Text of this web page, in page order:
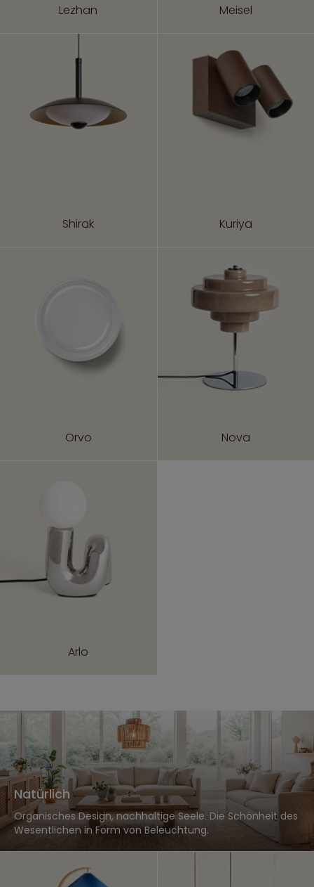
Lezhan Meisel
Shirak Kuriya
Orvo Nova
Arlo
Natürlich
Organisches Design, nachhaltige Seele. Die Schönheit des
Wesentlichen in Form von Beleuchtung.